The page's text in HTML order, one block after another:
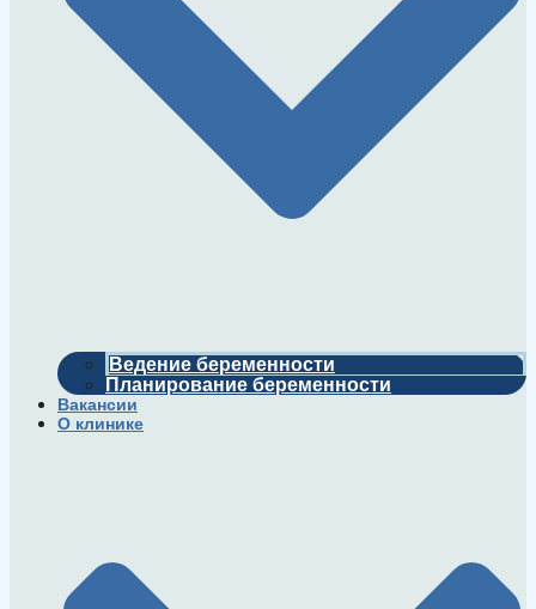
Ведение беременности
Планирование беременности
Вакансии
О клинике